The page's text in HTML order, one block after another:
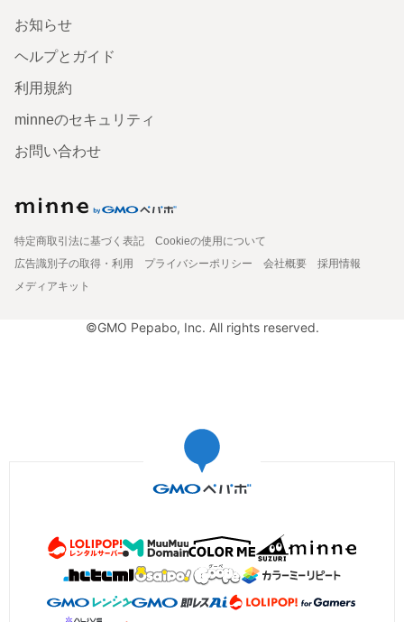
お知らせ
ヘルプとガイド
利用規約
minneのセキュリティ
お問い合わせ
特定商取引法に基づく表記
Cookieの使用について
広告識別子の取得・利用
プライバシーポリシー 会社概要
採用情報
メディアキット
©GMO Pepabo, Inc. All rights reserved.